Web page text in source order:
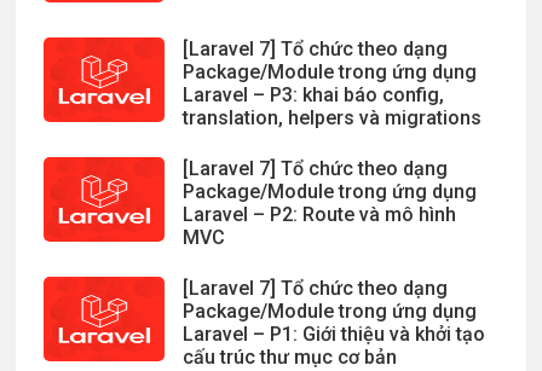
[Laravel 7] Tổ chức theo dạng
Package/Module trong ứng dụng
Laravel – P3: khai báo config,
translation, helpers và migrations
[Laravel 7] Tổ chức theo dạng
Package/Module trong ứng dụng
Laravel – P2: Route và mô hình
MVC
[Laravel 7] Tổ chức theo dạng
Package/Module trong ứng dụng
Laravel – P1: Giới thiệu và khởi tạo
cấu trúc thư mục cơ bản